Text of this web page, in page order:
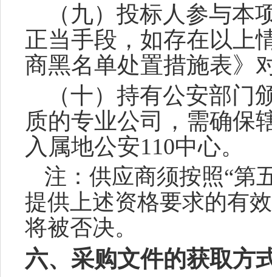
（九）投标人参与
正当手段，如存在以上
商黑名单处置措施表》
（十）持有公安部门
质的专业公司，需确保
入属地公安110中心。
注： 供应商须按照“第
提供上述资格要求的有
将被否决。
六、 采购文件的获取方